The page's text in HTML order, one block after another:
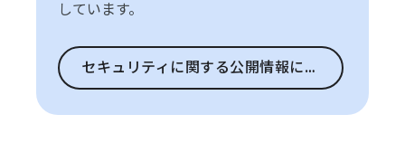
しています。
セキュリティに関する公開情報に移動